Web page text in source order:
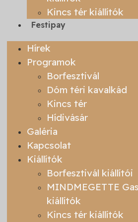
Kincs tér kiállítók
Festipay
Hírek
Programok
Borfesztivál
Dóm téri kavalkád
Kincs tér
Hídivásár
Galéria
Kapcsolat
Kiállítók
Borfesztivál kiállítói
MINDMEGETTE
kiállítók
Kincs tér kiállítók